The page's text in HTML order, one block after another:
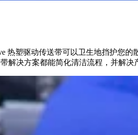
热塑驱动传送带可以卫生地挡护您
解决方案都能简化清洁流程，并解